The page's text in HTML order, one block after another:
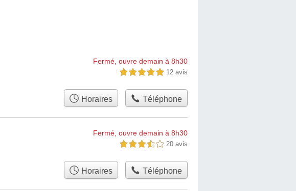
Fermé, ouvre demain à 8h30
5,0 étoiles sur 5 12 avis
Horaires Téléphone
Fermé, ouvre demain à 8h30
3,5 étoiles sur 5 20 avis
Horaires Téléphone